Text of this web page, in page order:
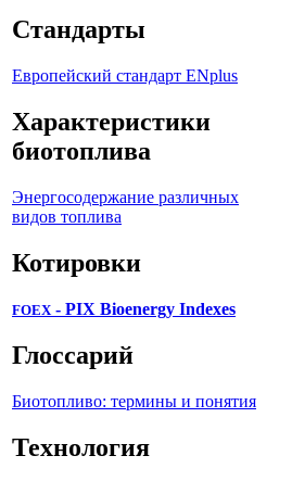
Стандарты
Европейский стандарт ENplus
Характеристики
биотоплива
Энергосодержание различных
видов топлива
Котировки
FOEX - PIX Bioenergy Indexes
Глоссарий
Биотопливо: термины и понятия
Технология